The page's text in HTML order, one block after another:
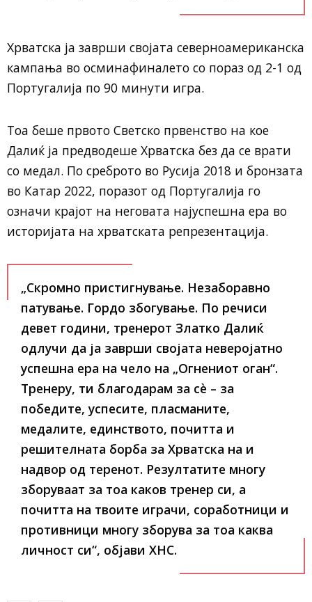
Хрватска ја заврши својата северноамериканска
кампања во осминафиналето со пораз од 2-1 од
Португалија по 90 минути игра.
Тоа беше првото Светско првенство на кое
Далиќ ја предводеше Хрватска без да се врати
со медал. По среброто во Русија 2018 и бронзата
во Катар 2022, поразот од Португалија го
означи крајот на неговата најуспешна ера во
историјата на хрватската репрезентација.
„Скромно пристигнување. Незаборавно
патување. Гордо збогување. По речиси
девет години, тренерот Златко Далиќ
одлучи да ја заврши својата неверојатно
успешна ера на чело на „Огнениот оган“.
Тренеру, ти благодарам за сè – за
победите, успесите, пласманите,
медалите, единството, почитта и
решителната борба за Хрватска на и
надвор од теренот. Резултатите многу
зборуваат за тоа каков тренер си, а
почитта на твоите играчи, соработници и
противници многу зборува за тоа каква
личност си“, објави ХНС.